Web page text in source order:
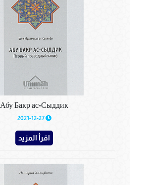
Абу Бакр ас-Сыддик
2021-12-27
اقرأ المزيد